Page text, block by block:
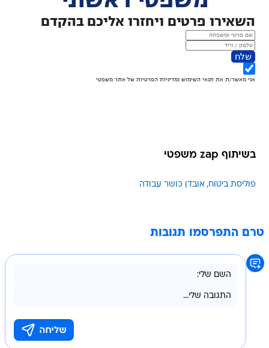
בשיתוף zap משפטי
פוליסת ביטוח אובדן כושר עבודה
טרם התפרסמו תגובות